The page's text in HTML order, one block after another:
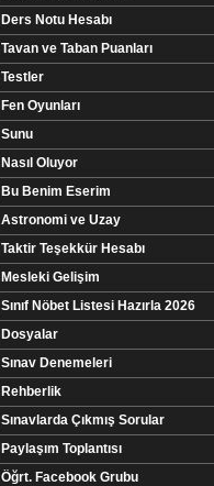
Ders Notu Hesabı
Tavan ve Taban Puanları
Testler
Fen Oyunları
Sunu
Nasıl Oluyor
Bu Benim Eserim
Astronomi ve Uzay
Taktir Teşekkür Hesabı
Mesleki Gelişim
Sınıf Nöbet Listesi Hazırla 2026
Dosyalar
Sınav Denemeleri
Rehberlik
Sınavlarda Çıkmış Sorular
Paylaşım Toplantısı
Öğrt. Facebook Grubu